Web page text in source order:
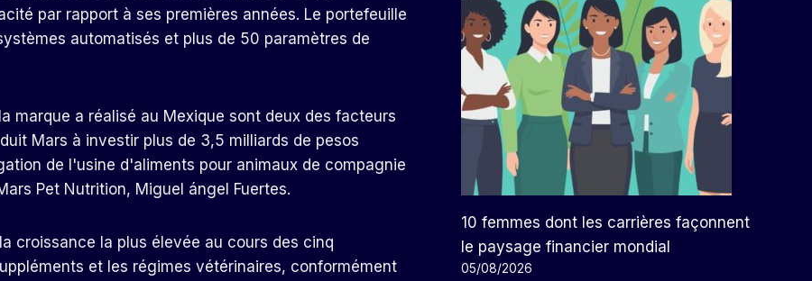
par rapport à ses premières années. Le portefeuille
automatisés et plus de 50 paramètres de
marque a réalisé au Mexique sont deux des facteurs
Mars à investir plus de 3,5 milliards de pesos
de l'usine d'aliments pour animaux de compagnie
Pet Nutrition, Miguel ángel Fuertes.
croissance la plus élevée au cours des cinq
et les régimes vétérinaires, conformément
10 femmes dont les carrières façonnent
le paysage financier mondial
05/08/2026